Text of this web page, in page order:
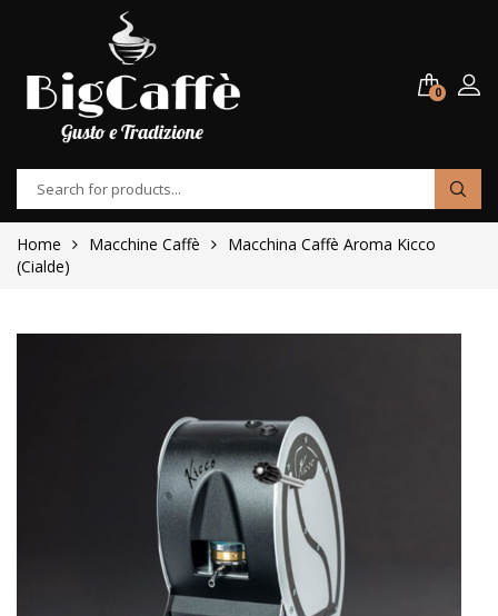
0
Home Macchine Caffè
Macchina Caffè Aroma Kicco
(Cialde)